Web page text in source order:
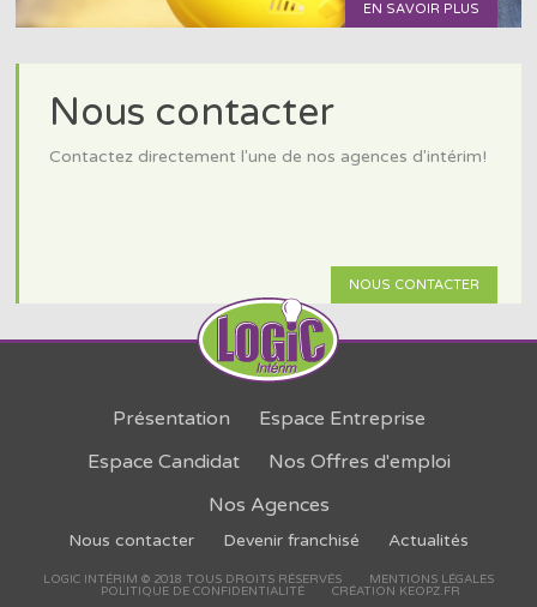
EN SAVOIR PLUS
Nous contacter
Contactez directement l'une de nos agences d'intérim!
NOUS CONTACTER
Présentation
Espace Entreprise
Espace Candidat
Nos Offres d'emploi
Nos Agences
Nous contacter Devenir franchisé Actualités
LOGIC INTÉRIM © 2018 TOUS DROITS RÉSERVÉS
MENTIONS LÉGALES
POLITIQUE DE CONFIDENTIALITÉ
CRÉATION KEOPZ.FR